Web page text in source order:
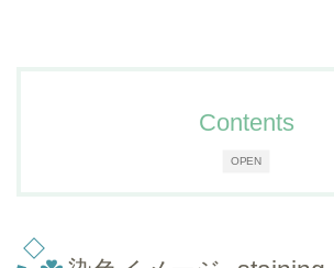
OPEN
Contents